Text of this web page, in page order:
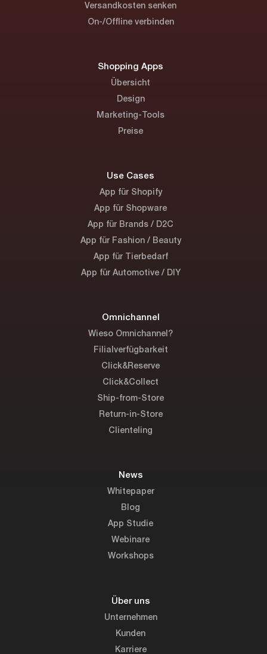
Versandkosten senken
On-/Offline verbinden
Shopping Apps
Übersicht
Design
Marketing-Tools
Preise
Use Cases
App für Shopify
App für Shopware
App für Brands / D2C
App für Fashion / Beauty
App für Tierbedarf
App für Automotive / DIY
Omnichannel
Wieso Omnichannel?
Filialverfügbarkeit
Click&Reserve
Click&Collect
Ship-from-Store
Return-in-Store
Clienteling
News
Whitepaper
Blog
App Studie
Webinare
Workshops
Über uns
Unternehmen
Kunden
Karriere